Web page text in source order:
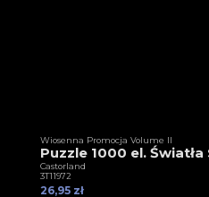
Wiosenna Promocja Volume II
Puzzle 1000 el.
Castorland
3T11972
26,95 zł